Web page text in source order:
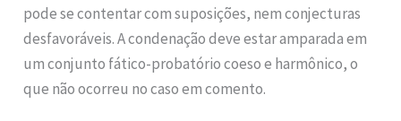
pode se contentar com suposições, nem conjecturas
desfavoráveis. A condenação deve estar amparada em
um conjunto fático-probatório coeso e harmônico, o
que não ocorreu no caso em comento.